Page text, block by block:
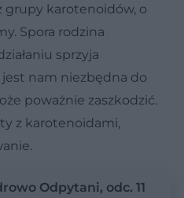
grupy karotenoidów, o
Spora rodzina
sprzyja
nam niezbędna do
poważnie zaszkodzić.
z karotenoidami,
Odpytani, odc. 11